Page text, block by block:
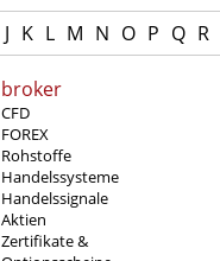
J K L M N O P Q R
broker
CFD
FOREX
Rohstoffe
Handelssysteme
Handelssignale
Aktien
Zertifikate &